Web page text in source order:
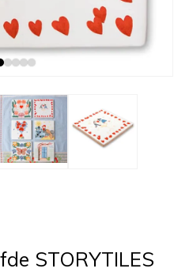
STORYTILES